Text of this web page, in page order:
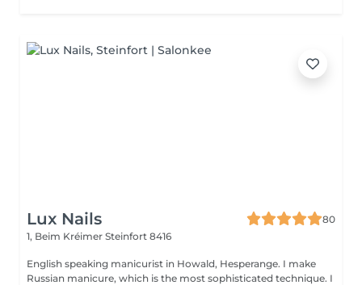
Lux Nails
80
1, Beim Kréimer Steinfort 8416
English speaking manicurist in Howald, Hesperange. I make
Russian manicure, which is the most sophisticated technique. I